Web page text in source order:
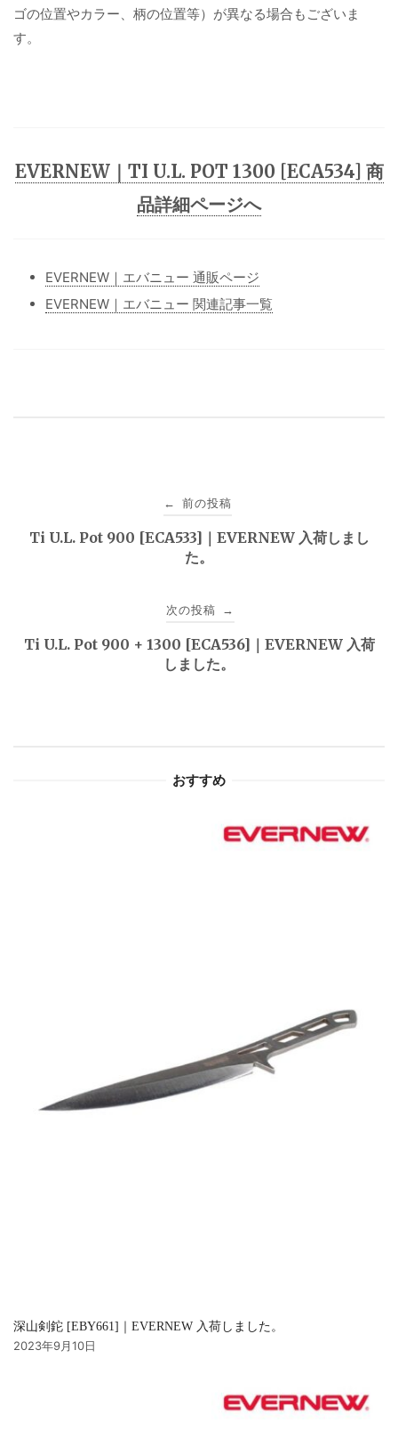
ゴの位置やカラー、柄の位置等）が異なる場合もございま
す。
EVERNEW｜TI U.L. POT 1300 [ECA534] 商
品詳細ページへ
EVERNEW｜エバニュー 通販ページ
EVERNEW｜エバニュー 関連記事一覧
稿
ゲ
← 前の投稿
Ti U.L. Pot 900 [ECA533]｜EVERNEW 入荷しまし
た。
次の投稿 →
Ti U.L. Pot 900 + 1300 [ECA536]｜EVERNEW 入荷
しました。
おすすめ
深山剣鉈 [EBY661]｜EVERNEW 入荷しました。
2023年9月10日